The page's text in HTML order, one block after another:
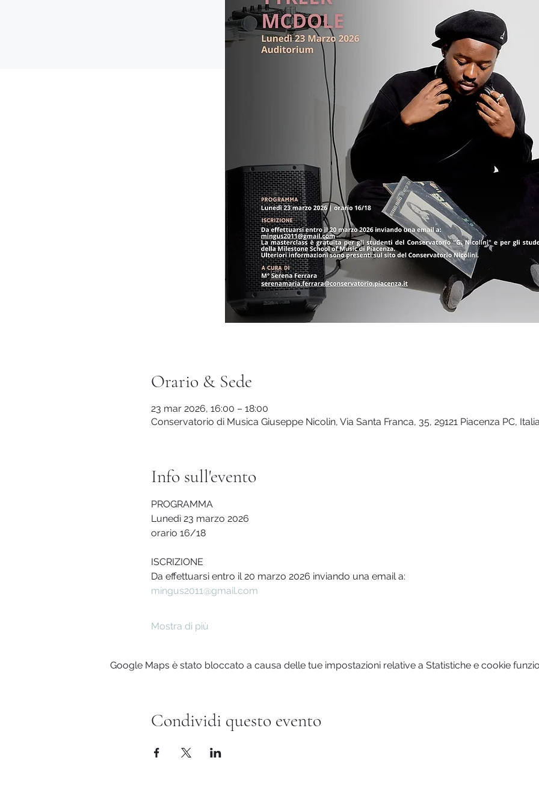
Orario & Sede
23 mar 2026, 16:00 – 18:00
Conservatorio di Musica Giuseppe Nicolin, Via Santa Franca, 35, 29121 Piacenza PC,
Info sull'evento
PROGRAMMA
Lunedì 23 marzo 2026
orario 16/18
ISCRIZIONE
Da effettuarsi entro il 20 marzo 2026 inviando una email a:
mingus2011@gmail.com
Mostra di più
Google Maps è stato bloccato a causa delle tue impostazioni relative a Statistiche e cookie
Condividi questo evento